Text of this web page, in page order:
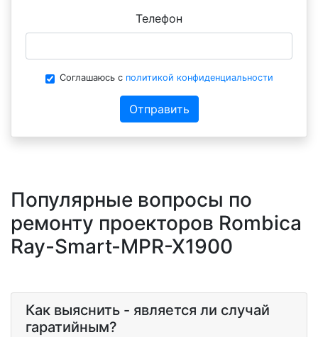
Телефон
Соглашаюсь с политикой конфиденциальности
Отправить
Популярные вопросы по
ремонту проекторов Rombica
Ray-Smart-MPR-X1900
Как выяснить - является ли случай
гаратийным?